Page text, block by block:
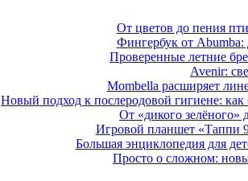
От цветов до пения
Фингербук от
Проверенные летние
Avenir:
Mombella расширяет
Новый подход к послеродовой гигиене:
От «дикого зелёного»
Игровой планшет «Таппи
Большая энциклопедия для
Просто о сложном: